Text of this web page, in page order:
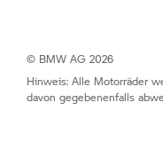
© BMW AG 2026
Hinweis: Alle Motorräder
davon gegebenenfalls